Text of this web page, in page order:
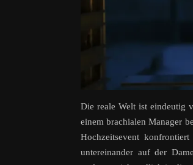
Die reale Welt ist eindeutig
einem brachialen Manager
Hochzeitsevent
untereinander auf der